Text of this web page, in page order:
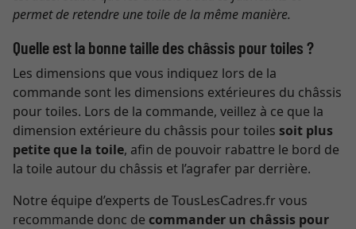
permet de retendre une toile de la même manière.
Quelle est la bonne taille des châssis pour toiles ?
Les dimensions que vous indiquez lors de la
commande sont les dimensions extérieures du châssis
pour toiles. Lors de la commande, veillez à ce que la
dimension extérieure du châssis pour toiles soit plus
petite que la toile, afin de pouvoir rabattre le bord de
la toile autour du châssis et l’agrafer par derrière.
Notre équipe d’experts de TousLesCadres.fr vous
recommande donc de commander un châssis pour